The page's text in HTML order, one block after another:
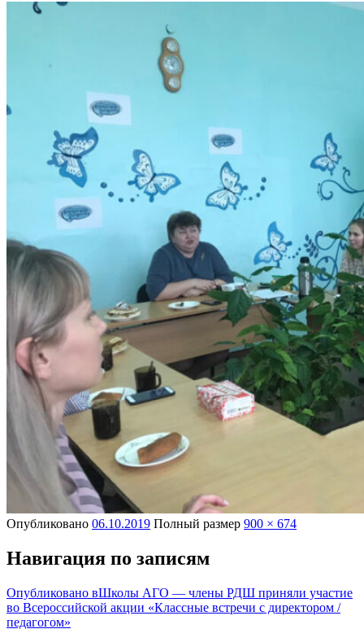
Опубликовано 06.10.2019 Полный размер 900 × 674
Навигация по записям
Опубликовано вШколы АГО — члены РДШ приняли участие
во Всероссийской акции «Классные встречи с директором /
педагогом»